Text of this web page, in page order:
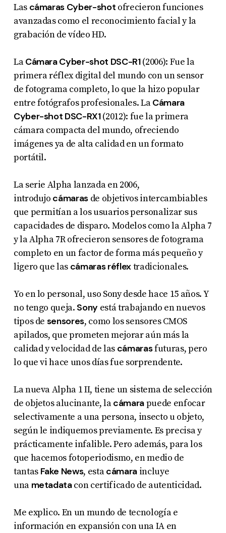
Lascámaras Cyber-shot ofrecieron funciones
avanzadas como el reconocimiento facial y la
grabación de vídeo HD.
LaCámara Cyber-shot DSC-R1(2006): Fue la
primera réflex digital del mundo con un sensor
de fotograma completo, lo que la hizo popular
entre fotógrafos profesionales. LaCámara
Cyber-shot DSC-RX1(2012): fue la primera
cámara compacta del mundo, ofreciendo
imágenes ya de alta calidad en un formato
portátil.
La serie Alpha lanzada en 2006,
introdujo cámaras de objetivos intercambiables
que permitían a los usuarios personalizar sus
capacidades de disparo. Modelos como la Alpha 7
y la Alpha 7R ofrecieron sensores de fotograma
completo en un factor de forma más pequeño y
ligero que las cámaras réflextradicionales.
Yo en lo personal, uso Sony desde hace 15 años. Y
no tengo queja. Sony está trabajando en nuevos
tipos de sensores, como los sensores CMOS
apilados, que prometen mejorar aún más la
calidad y velocidad de las cámarasfuturas, pero
lo que vi hace unos días fue sorprendente.
La nueva Alpha 1 II, tiene un sistema de selección
de objetos alucinante, lacámarapuede enfocar
selectivamente a una persona, insecto u objeto,
según le indiquemos previamente. Es precisa y
prácticamente infalible. Pero además, para los
que hacemos fotoperiodismo, en medio de
tantas Fake News, estacámara incluye
una metadatacon certificado de autenticidad.
Me explico. En un mundo de tecnología e
información en expansión con una IA en